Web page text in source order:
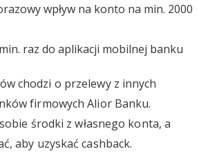
wpływ na konto na min. 2000
raz do aplikacji mobilnej banku
chodzi o przelewy z innych
firmowych Alior Banku.
środki z własnego konta, a
aby uzyskać cashback.